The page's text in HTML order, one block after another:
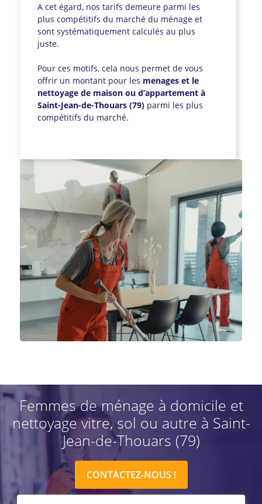
A cet égard, nos tarifs demeure parmi les
plus compétitifs du marché du ménage et
sont systématiquement calculés au plus
juste.
Pour ces motifs, cela nous permet de vous
offrir un montant pour les menages et le
nettoyage de maison ou d’appartement à
Saint-Jean-de-Thouars (79) parmi les plus
compétitifs du marché.
Femmes de ménage à domicile et
nettoyage vitre, sol ou autre à Saint-
Jean-de-Thouars (79)
CONTACTEZ-NOUS !